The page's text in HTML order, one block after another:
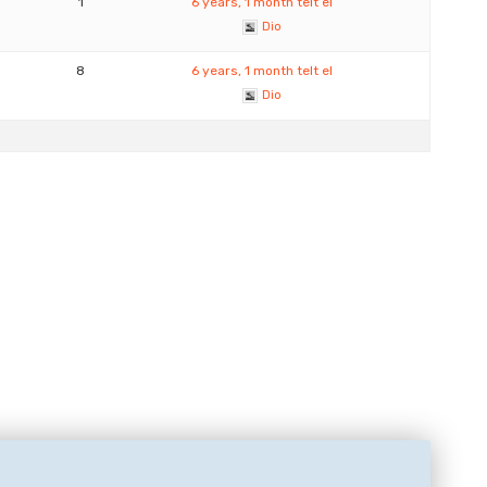
Dio
8 6 years, 1 month telt el
Dio